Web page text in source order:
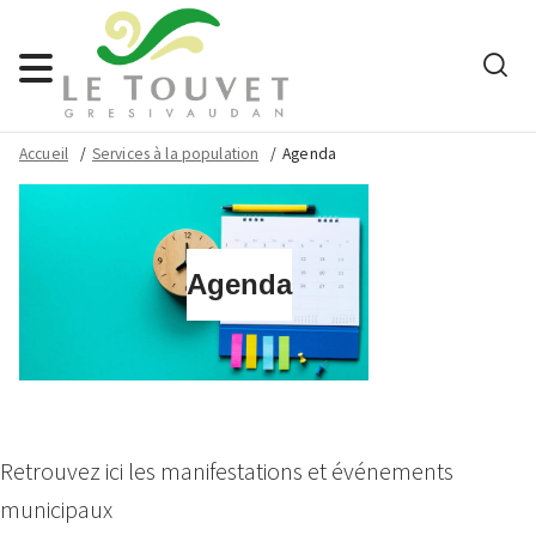
Menu
Accueil Services à la population Agenda
Agenda
Retrouvez ici les manifestations et événements
municipaux